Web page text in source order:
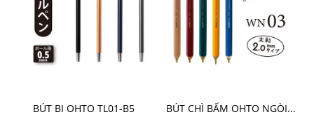
BÚT BI OHTO TL01-B5 BÚT CHÌ BẤM OHTO NGÒI...